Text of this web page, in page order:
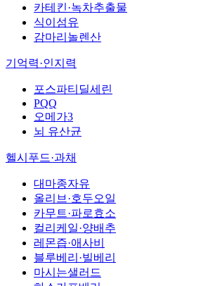
카테킨·녹차추출물
식이섬유
감마리놀렌산
기억력·인지력
포스파티딜세린
PQQ
오메가3
뇌 유산균
헬시푸드·과채
대마종자유
올리브·호두오일
카무트·파로효소
컬리케일·양배추
레몬즙·애사비
블루베리·빌베리
마시는샐러드